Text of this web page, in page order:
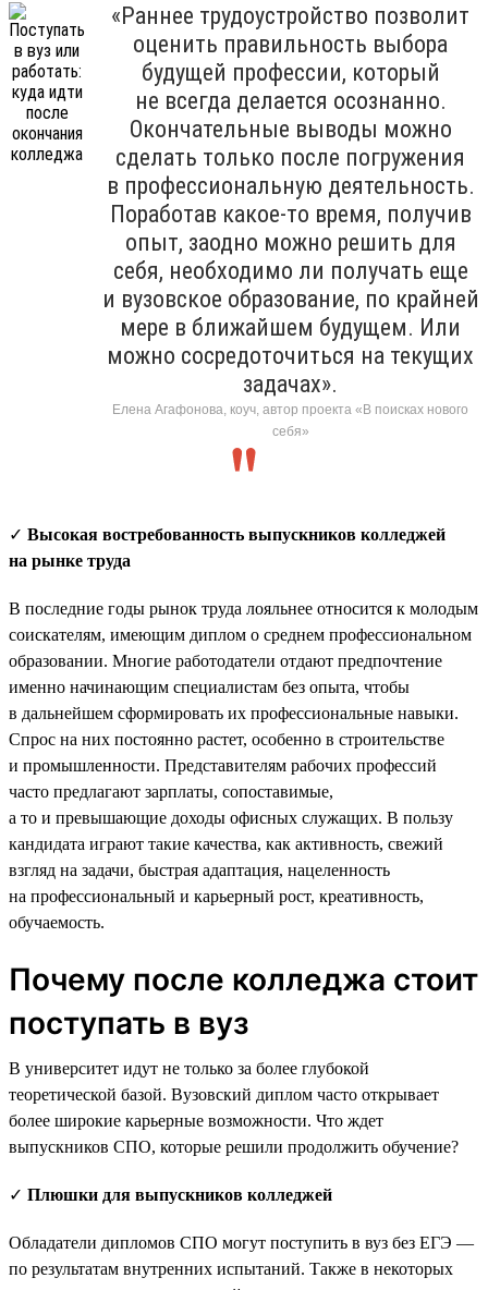
«Раннее трудоустройство позволит
оценить правильность выбора
будущей профессии, который
не всегда делается осознанно.
Окончательные выводы можно
сделать только после погружения
в профессиональную деятельность.
Поработав какое-то время, получив
опыт, заодно можно решить для
себя, необходимо ли получать еще
и вузовское образование, по крайней
мере в ближайшем будущем. Или
можно сосредоточиться на текущих
задачах».
Елена Агафонова, коуч, автор проекта «В поисках нового
себя»
✓ Высокая востребованность выпускников колледжей
на рынке труда
В последние годы рынок труда лояльнее относится к молодым
соискателям, имеющим диплом о среднем профессиональном
образовании. Многие работодатели отдают предпочтение
именно начинающим специалистам без опыта, чтобы
в дальнейшем сформировать их профессиональные навыки.
Спрос на них постоянно растет, особенно в строительстве
и промышленности. Представителям рабочих профессий
часто предлагают зарплаты, сопоставимые,
а то и превышающие доходы офисных служащих. В пользу
кандидата играют такие качества, как активность, свежий
взгляд на задачи, быстрая адаптация, нацеленность
на профессиональный и карьерный рост, креативность,
обучаемость.
Почему после колледжа стоит
поступать в вуз
В университет идут не только за более глубокой
теоретической базой. Вузовский диплом часто открывает
более широкие карьерные возможности. Что ждет
выпускников СПО, которые решили продолжить обучение?
✓ Плюшки для выпускников колледжей
Обладатели дипломов СПО могут поступить в вуз без ЕГЭ —
по результатам внутренних испытаний. Также в некоторых